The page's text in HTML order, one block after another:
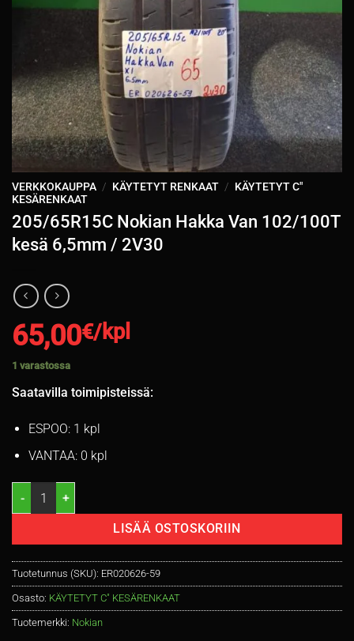
VERKKOKAUPPA / KÄYTETYT RENKAAT / KÄYTETYT C"
KESÄRENKAAT
205/65R15C Nokian Hakka Van 102/100T
kesä 6,5mm / 2V30
65,00€/kpl
1 varastossa
Saatavilla toimipisteissä:
ESPOO: 1 kpl
VANTAA: 0 kpl
205/65R15C Nokian Hakka Van 102/100T kesä 6,5mm / 2V30 määrä
LISÄÄ OSTOSKORIIN
Tuotetunnus (SKU): ER020626-59
Osasto: KÄYTETYT C" KESÄRENKAAT
Tuotemerkki: Nokian